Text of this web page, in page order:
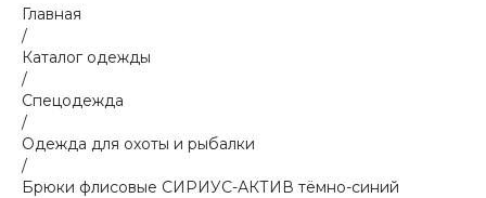
Главная
/
Каталог одежды
/
Спецодежда
/
Одежда для охоты и рыбалки
/
Брюки флисовые СИРИУС-АКТИВ тёмно-синий